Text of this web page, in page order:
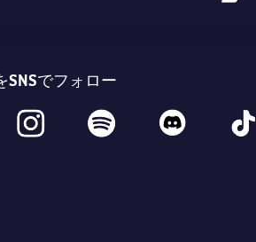
SNSでフォロー
instagram spotify discord tiktok